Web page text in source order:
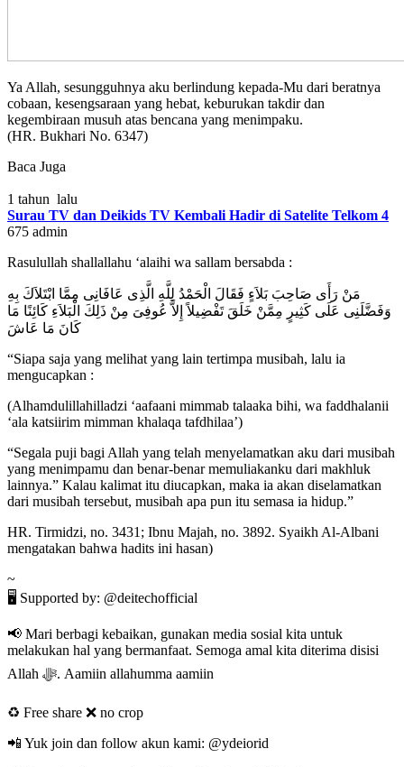
Ya Allah, sesungguhnya aku berlindung kepada-Mu dari beratnya
cobaan, kesengsaraan yang hebat, keburukan takdir dan
kegembiraan musuh atas bencana yang menimpaku.
(HR. Bukhari No. 6347)
Baca Juga
1 tahun lalu
Surau TV dan Deikids TV Kembali Hadir di Satelite Telkom 4
675 admin
Rasulullah shallallahu ‘alaihi wa sallam bersabda :
مَنْ رَأَى صَاحِبَ بَلاَءٍ فَقَالَ الْحَمْدُ لِلَّهِ الَّذِى عَافَانِى مِمَّا ابْتَلاَكَ بِهِ
وَفَضَّلَنِى عَلَى كَثِيرٍ مِمَّنْ خَلَقَ تَفْضِيلاً إِلاَّ عُوفِىَ مِنْ ذَلِكَ الْبَلاَءِ كَائِنًا مَا
كَانَ مَا عَاشَ
“Siapa saja yang melihat yang lain tertimpa musibah, lalu ia
mengucapkan :
(Alhamdulillahilladzi ‘aafaani mimmab talaaka bihi, wa faddhalanii
‘ala katsiirim mimman khalaqa tafdhilaa’)
“Segala puji bagi Allah yang telah menyelamatkan aku dari musibah
yang menimpamu dan benar-benar memuliakanku dari makhluk
lainnya.” Kalau kalimat itu diucapkan, maka ia akan diselamatkan
dari musibah tersebut, musibah apa pun itu semasa ia hidup.”
HR. Tirmidzi, no. 3431; Ibnu Majah, no. 3892. Syaikh Al-Albani
mengatakan bahwa hadits ini hasan)
~
🖥 Supported by: @deitechofficial
📢 Mari berbagi kebaikan, gunakan media sosial kita untuk
melakukan hal yang bermanfaat. Semoga amal kita diterima disisi
Allah ﷻ. Aamiin allahumma aamiin
♻️ Free share ❌ no crop
📲 Yuk join dan follow akun kami: @ydeiorid